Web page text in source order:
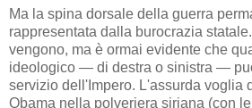
Ma la spina dorsale della guerra
rappresentata dalla burocrazia
vengono, ma è ormai evidente che
ideologico — di destra o sinistra —
servizio dell'Impero. L'assurda voglia
Obama nella polveriera siriana (con